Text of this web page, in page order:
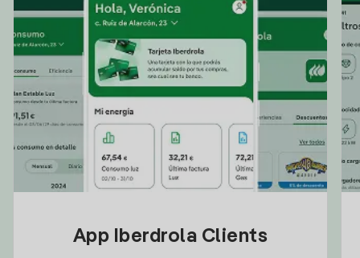
App Iberdrola Clients